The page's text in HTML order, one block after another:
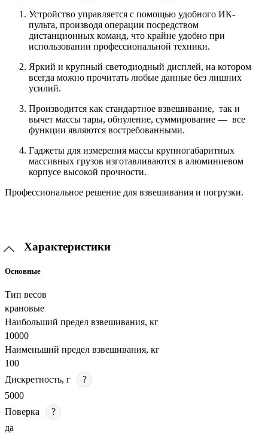
Устройство управляется с помощью удобного ИК-
пульта, производя операции посредством
дистанционных команд, что крайне удобно при
использовании профессиональной техники.
Яркий и крупный светодиодный дисплей, на котором
всегда можно прочитать любые данные без лишних
усилий.
Производится как стандартное взвешивание, так и
вычет массы тары, обнуление, суммирование — все
функции являются востребованными.
Гаджеты для измерения массы крупногабаритных
массивных грузов изготавливаются в алюминиевом
корпусе высокой прочности.
Профессиональное решение для взвешивания и погрузки.
Характеристики
Основные
Тип весов
крановые
Наибольший предел взвешивания, кг
10000
Наименьший предел взвешивания, кг
100
Дискретность, г
?
5000
Поверка
?
да